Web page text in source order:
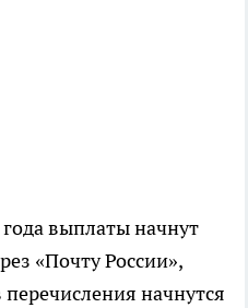
выплаты начнут
«Почту России»,
начнутся